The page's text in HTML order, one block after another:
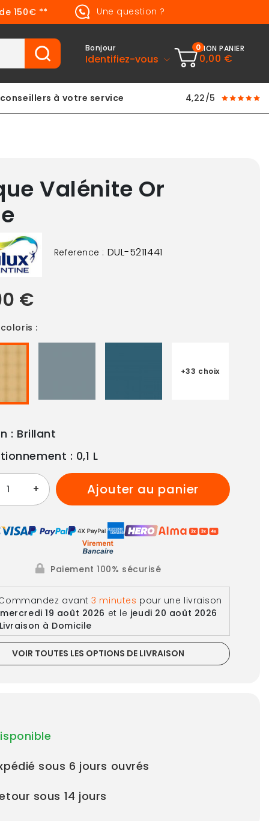
150€ ** Une question ?
Bonjour
Identifiez-vous
0MON PANIER
0,00 €
à votre service 4,22/5
Valénite Or
Reference : DUL-5211441
€
:
+33 choix
: Brillant
: 0,1 L
+ ajouter au panier
Paiement 100% sécurisé
avant3 minutes pour une livraison
mercredi 19 août 2026 et le jeudi 20 août 2026
à Domicile
VOIR TOUTES LES OPTIONS DE LIVRAISON
sous 6 jours ouvrés
sous 14 jours